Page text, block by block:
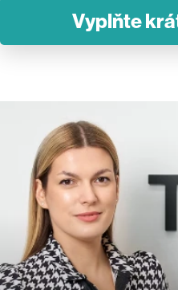
Vyplňte